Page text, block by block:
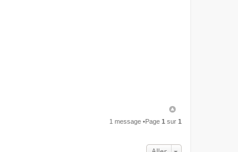
1 message •Page 1 sur 1